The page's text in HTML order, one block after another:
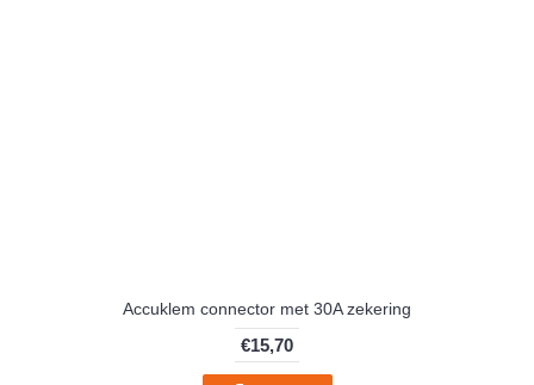
Accuklem connector met 30A zekering
€15,70